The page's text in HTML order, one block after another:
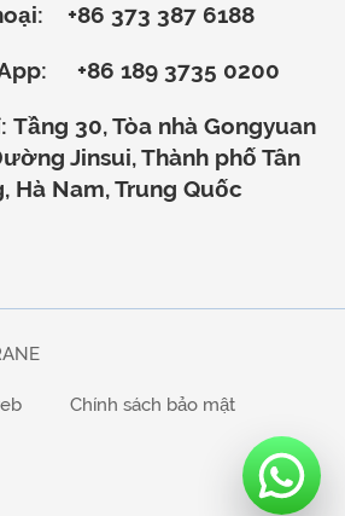
+86 373 387 6188
+86 189 3735 0200
Tầng 30, Tòa nhà Gongyuan
Jinsui, Thành phố Tân
Hà Nam, Trung Quốc
Chính sách bảo mật